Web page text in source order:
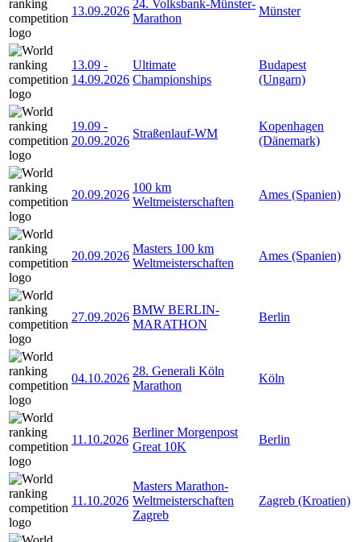
13.09.2026
24. Volksbank-Münster-
Marathon
Münster
13.09 -
14.09.2026
Ultimate
Championships
Budapest
(Ungarn)
19.09 -
20.09.2026
Straßenlauf-WM
Kopenhagen
(Dänemark)
20.09.2026
100 km
Weltmeisterschaften
Ames (Spanien)
20.09.2026
Masters 100 km
Weltmeisterschaften
Ames (Spanien)
27.09.2026
BMW BERLIN-
MARATHON
Berlin
04.10.2026
28. Generali Köln
Marathon
Köln
11.10.2026
Berliner Morgenpost
Great 10K
Berlin
11.10.2026
Masters Marathon-
Weltmeisterschaften
Zagreb
Zagreb (Kroatien)